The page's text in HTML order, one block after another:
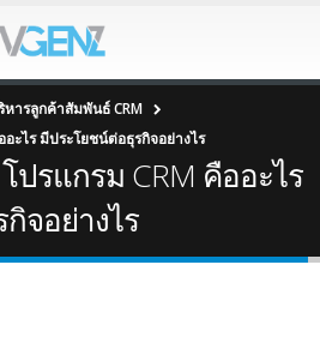
หารลูกค้าสัมพันธ์ CRM
อะไร มีประโยชน์ต่อธุรกิจอย่างไร
ปรแกรม CRM คืออะไร
จอย่างไร